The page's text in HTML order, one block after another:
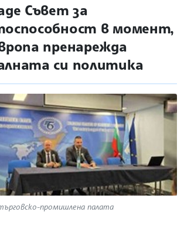
Съвет за
в момент,
пренарежда
си политика
промишлена палата